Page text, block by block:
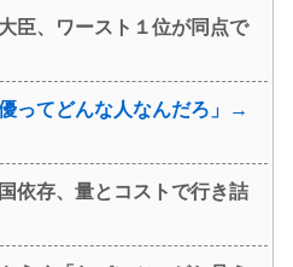
臣、ワースト１位が同点で
ってどんな人なんだろ」→
依存、量とコストで行き詰